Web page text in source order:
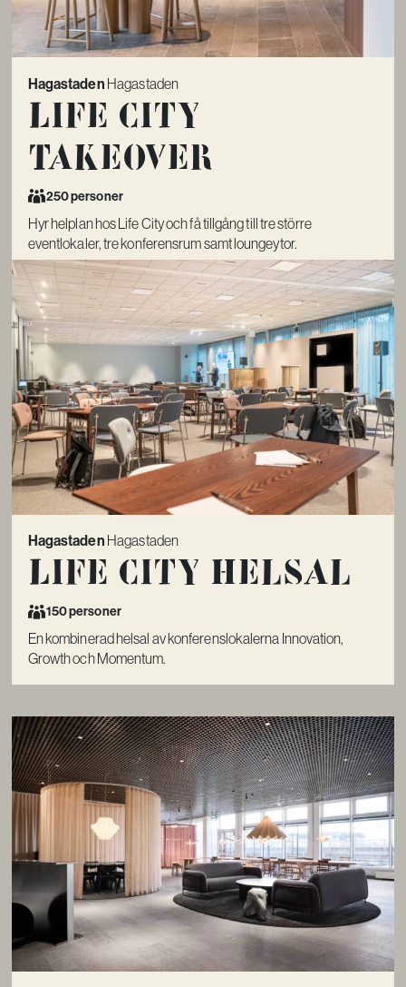
Hagastaden Hagastaden
Life City
Takeover
250 personer
Hyr helplan hos Life City och få tillgång till tre större
eventlokaler, tre konferensrum samt loungeytor.
Hagastaden Hagastaden
Life City Helsal
150 personer
En kombinerad helsal av konferenslokalerna Innovation,
Growth och Momentum.